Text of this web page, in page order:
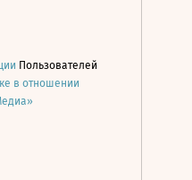
Пользователей
в отношении